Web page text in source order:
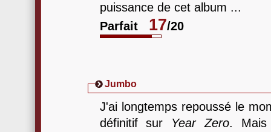
puissance de cet album ...
Parfait
17/20
Jumbo
J'ai longtemps repoussé le
définitif sur Year Zero. Mais